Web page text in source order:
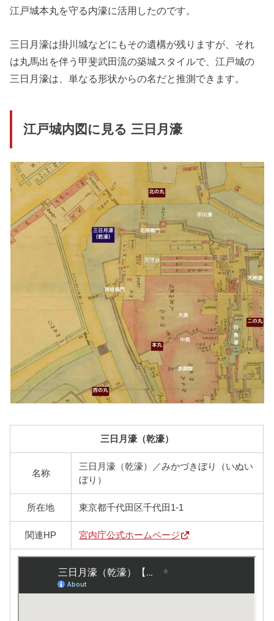
江戸城本丸を守る内濠に活用したのです。
三日月濠は掛川城などにもその遺構が残りますが、それ
は丸馬出を伴う甲斐武田流の築城スタイルで、江戸城の
三日月濠は、単なる形状からの名だと推測できます。
江戸城内図に見る 三日月濠
三日月濠（乾濠）
名称
三日月濠（乾濠）／みかづきぼり（いぬい
ぼり）
所在地 東京都千代田区千代田1-1
関連HP 宮内庁公式ホームページ